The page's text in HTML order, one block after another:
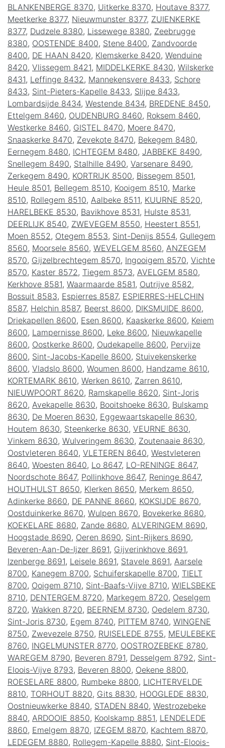
BLANKENBERGE 8370, Uitkerke 8370, Houtave 8377,
Meetkerke 8377, Nieuwmunster 8377, ZUIENKERKE
8377, Dudzele 8380, Lissewege 8380, Zeebrugge
8380, OOSTENDE 8400, Stene 8400, Zandvoorde
8400, DE HAAN 8420, Klemskerke 8420, Wenduine
8420, Vlissegem 8421, MIDDELKERKE 8430, Wilskerke
8431, Leffinge 8432 , Mannekensvere 8433, Schore
8433, Sint-Pieters-Kapelle 8433, Slijpe 8433,
Lombardsijde 8434, Westende 8434, BREDENE 8450,
Ettelgem 8460, OUDENBURG 8460, Roksem 8460,
Westkerke 8460, GISTEL 8470, Moere 8470,
Snaaskerke 8470, Zevekote 8470, Bekegem 8480,
Eernegem 8480, ICHTEGEM 8480, JABBEKE 8490,
Snellegem 8490, Stalhille 8490, Varsenare 8490,
Zerkegem 8490, KORTRIJK 8500, Bissegem 8501,
Heule 8501, Bellegem 8510, Kooigem 8510, Marke
8510, Rollegem 8510, Aalbeke 8511, KUURNE 8520,
HARELBEKE 8530, Bavikhove 8531, Hulste 8531,
DEERLIJK 8540, ZWEVEGEM 8550, Heestert 8551,
Moen 8552 , Otegem 8553, Sint-Denijs 8554, Gullegem
8560, Moorsele 8560, WEVELGEM 8560, ANZEGEM
8570, Gijzelbrechtegem 8570, Ingooigem 8570, Vichte
8570, Kaster 8572 , Tiegem 8573, AVELGEM 8580,
Kerkhove 8581, Waarmaarde 8581, Outrijve 8582 ,
Bossuit 8583, Espierres 8587, ESPIERRES-HELCHIN
8587, Helchin 8587, Beerst 8600, DIKSMUIDE 8600,
Driekapellen 8600, Esen 8600, Kaaskerke 8600, Keiem
8600, Lampernisse 8600, Leke 8600, Nieuwkapelle
8600, Oostkerke 8600, Oudekapelle 8600, Pervijze
8600, Sint-Jacobs-Kapelle 8600, Stuivekenskerke
8600, Vladslo 8600, Woumen 8600, Handzame 8610,
KORTEMARK 8610, Werken 8610, Zarren 8610,
NIEUWPOORT 8620, Ramskapelle 8620, Sint-Joris
8620, Avekapelle 8630, Booitshoeke 8630, Bulskamp
8630, De Moeren 8630, Eggewaartskapelle 8630,
Houtem 8630, Steenkerke 8630, VEURNE 8630,
Vinkem 8630, Wulveringem 8630, Zoutenaaie 8630,
Oostvleteren 8640, VLETEREN 8640, Westvleteren
8640, Woesten 8640, Lo 8647, LO-RENINGE 8647,
Noordschote 8647, Pollinkhove 8647, Reninge 8647,
HOUTHULST 8650, Klerken 8650, Merkem 8650,
Adinkerke 8660, DE PANNE 8660, KOKSIJDE 8670,
Oostduinkerke 8670, Wulpen 8670, Bovekerke 8680,
KOEKELARE 8680, Zande 8680, ALVERINGEM 8690,
Hoogstade 8690, Oeren 8690, Sint-Rijkers 8690,
Beveren-Aan-De-Ijzer 8691, Gijverinkhove 8691,
Izenberge 8691, Leisele 8691, Stavele 8691, Aarsele
8700, Kanegem 8700, Schuiferskapelle 8700, TIELT
8700, Ooigem 8710, Sint-Baafs-Vijve 8710, WIELSBEKE
8710, DENTERGEM 8720, Markegem 8720, Oeselgem
8720, Wakken 8720, BEERNEM 8730, Oedelem 8730,
Sint-Joris 8730, Egem 8740, PITTEM 8740, WINGENE
8750, Zwevezele 8750, RUISELEDE 8755, MEULEBEKE
8760, INGELMUNSTER 8770, OOSTROZEBEKE 8780,
WAREGEM 8790, Beveren 8791, Desselgem 8792 , Sint-
Eloois-Vijve 8793, Beveren 8800, Oekene 8800,
ROESELARE 8800, Rumbeke 8800, LICHTERVELDE
8810, TORHOUT 8820, Gits 8830, HOOGLEDE 8830,
Oostnieuwkerke 8840, STADEN 8840, Westrozebeke
8840, ARDOOIE 8850, Koolskamp 8851, LENDELEDE
8860, Emelgem 8870, IZEGEM 8870, Kachtem 8870,
LEDEGEM 8880, Rollegem-Kapelle 8880, Sint-Eloois-